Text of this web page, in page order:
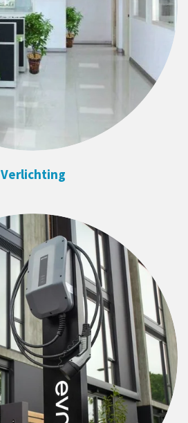
Verlichting